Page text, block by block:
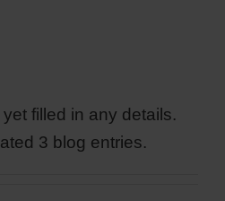
filled in any details.
3 blog entries.